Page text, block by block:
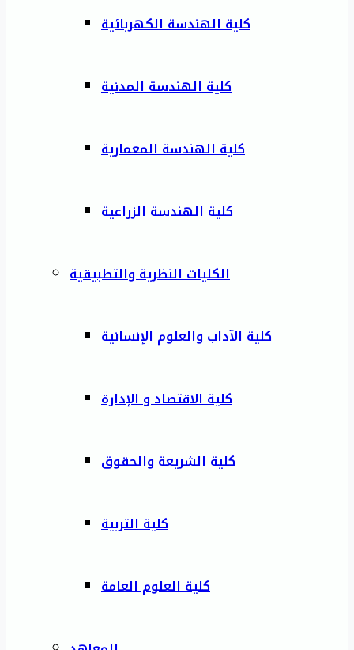
كلية الهندسة الكهربائية
كلية الهندسة المدنية
كلية الهندسة المعمارية
كلية الهندسة الزراعية
الكليات النظرية والتطبيقية
كلية الآداب والعلوم الإنسانية
كلية الاقتصاد و الإدارة
كلية الشريعة والحقوق
كلية التربية
كلية العلوم العامة